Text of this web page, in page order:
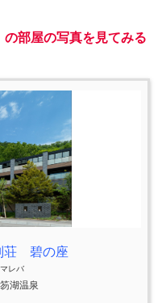
部屋の写真を見てみる
荘 碧の座
マレバ
湖温泉